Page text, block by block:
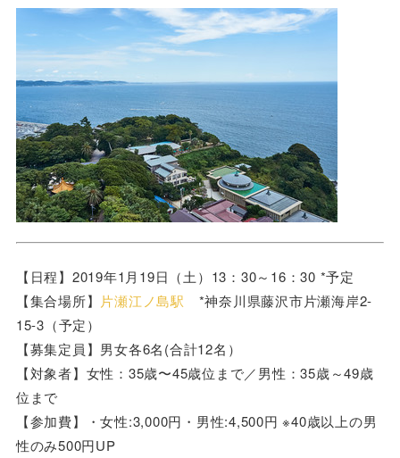
【日程】2019年1月19日（土）13：30～16：30 *予定
【集合場所】 片瀬江ノ島駅 *神奈川県藤沢市片瀬海岸2-
15-3（予定）
【募集定員】男女各6名(合計12名）
【対象者】女性：35歳〜45歳位まで／男性：35歳～49歳
位まで
【参加費】・女性:3,000円・男性:4,500円 ※40歳以上の男
性のみ500円UP